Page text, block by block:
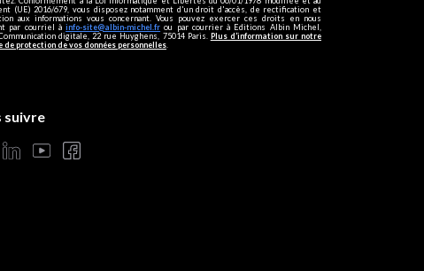
réglementations. Personnalisez vos préférences pour
(UE) 2016/679, vous disposez notamment d'un droit d'accès, de rectification et
aux informations vous concernant. Vous pouvez exercer ces droits en nous
par courriel àinfo-site@albin-michel.fr ou par courrier à Editions Albin Michel,
digitale, 22 rue Huyghens, 75014 Paris. Plus d’information sur notre
protection de vos données personnelles
suivre